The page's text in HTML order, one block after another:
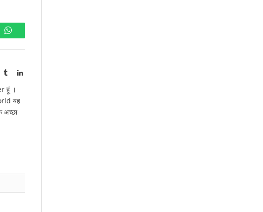
WhatsApp
TumblrLinkedIn
हूं ।
यह
अच्छा